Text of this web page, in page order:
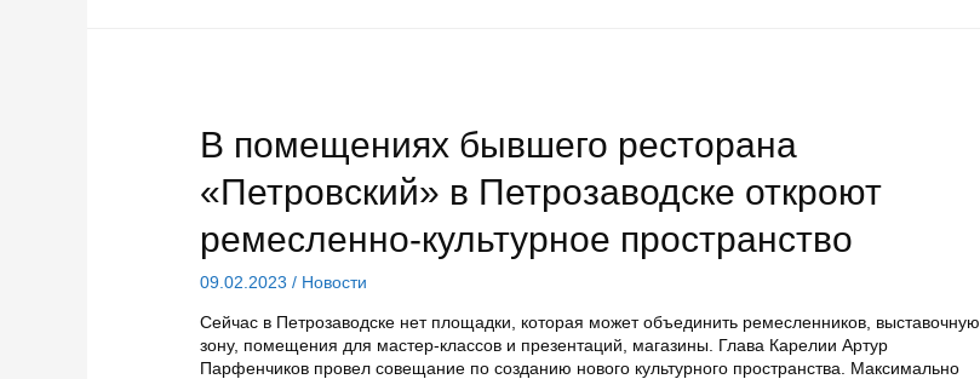
в
этом
году
В помещениях бывшего ресторана
«Петровский» в Петрозаводске откроют
ремесленно-культурное пространство
09.02.2023 / Новости
Сейчас в Петрозаводске нет площадки, которая может объединить ремесленников, выставочную
зону, помещения для мастер-классов и презентаций, магазины. Глава Карелии Артур
Парфенчиков провел совещание по созданию нового культурного пространства. Максимально